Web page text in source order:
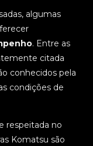
algumas
. Entre as
citada
conhecidos pela
condições de
respeitada no
Komatsu são